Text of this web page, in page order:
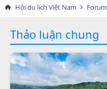
Hội du lịch Việt Nam Forum
Thảo luận chung